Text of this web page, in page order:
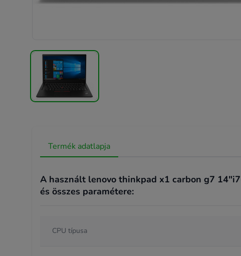
TERMÉK KÉP
Termék adatlapja
A használt lenovo thinkpad x1 carbon g7
és összes paramétere:
CPU típusa